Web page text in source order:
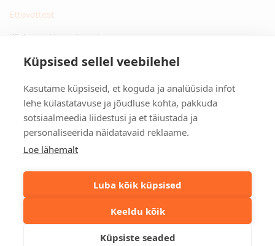
Küpsised sellel veebilehel
Kasutame küpsiseid, et koguda ja analüüsida infot
lehe külastatavuse ja jõudluse kohta, pakkuda
sotsiaalmeedia liidestusi ja et täiustada ja
personaliseerida näidatavaid reklaame.
Loe lähemalt
Luba kõik küpsised
Keeldu kõik
Küpsiste seaded
Ettevõttest
Küsimused ja vastused
Privaatsuspoliitika
Kontakt
Tulika põik 3, Tallinn
info@kinkston.ee
+372 6989 100
Sotsiaalmeedia
©2026. Kinkston. Kõik õigused kaitstud.